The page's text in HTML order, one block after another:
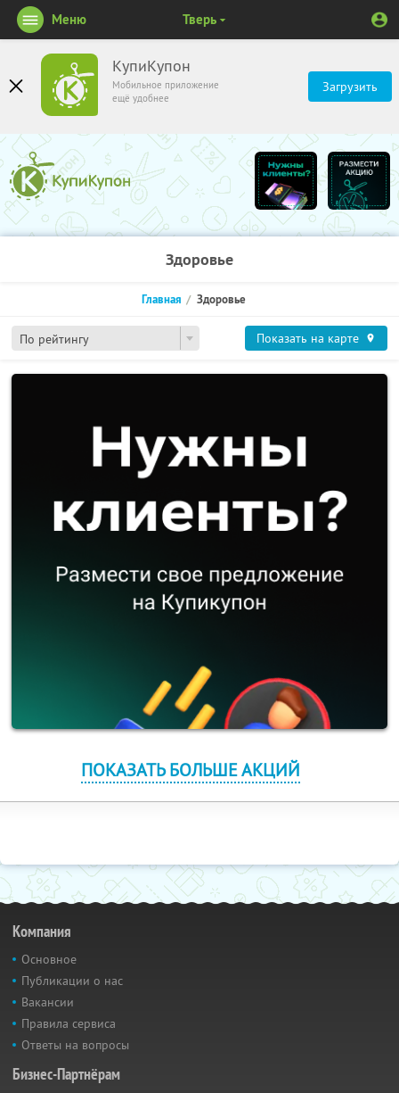
КупиКупон
Мобильное приложение
ещё удобнее
Загрузить
Меню Тверь
Здоровье
По рейтингу
Главная Здоровье
Показать на карте
ПОКАЗАТЬ БОЛЬШЕ АКЦИЙ
Компания
Основное
Публикации о нас
Вакансии
Правила сервиса
Ответы на вопросы
Бизнес-Партнёрам